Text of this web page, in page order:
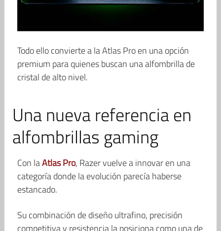
Todo ello convierte a la Atlas Pro en una opción
premium para quienes buscan una alfombrilla de
cristal de alto nivel.
Una nueva referencia en
alfombrillas gaming
Con laAtlas Pro, Razer vuelve a innovar en una
categoría donde la evolución parecía haberse
estancado.
Su combinación de diseño ultrafino, precisión
competitiva y resistencia la posiciona como una de